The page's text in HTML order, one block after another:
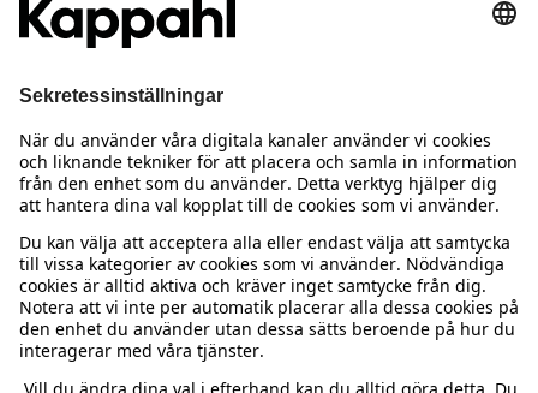
Behöver du hjälp?
Kundservice
Vanliga frågor
Beställning & retur
Kontakta oss
Kappahl Club
Logga in
Kappahl Club
Medlemsvillkor
Om oss
Om Kappahl Group
Villkor & policy
Köpvillkor Sverige
Mer från oss